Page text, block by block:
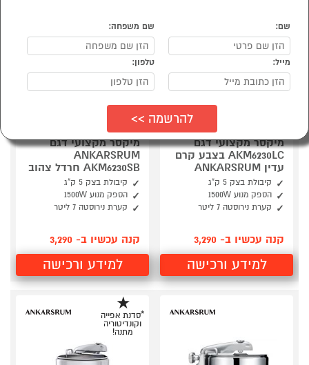
מיקסר מקצועי דגם
AKM6230LC בצבע קרם
עדין ANKARSRUM
קיבולת בצק 5 ק"ג
הספק מנוע 1500W
קערת נירוסטה 7 ליטר
קנה עכשיו ב- 3,290
למידע ורכישה
מיקסר מקצועי דגם
ANKARSRUM
AKM6230SB חרדל צהוב
קיבולת בצק 5 ק"ג
הספק מנוע 1500W
קערת נירוסטה 7 ליטר
קנה עכשיו ב- 3,290
למידע ורכישה
*סדנת אפייה
וקונדיטוריה
מתנה!
שם: שם משפחה:
מייל: טלפון: